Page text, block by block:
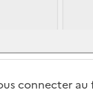
connecter au